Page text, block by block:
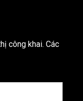
công khai. Các